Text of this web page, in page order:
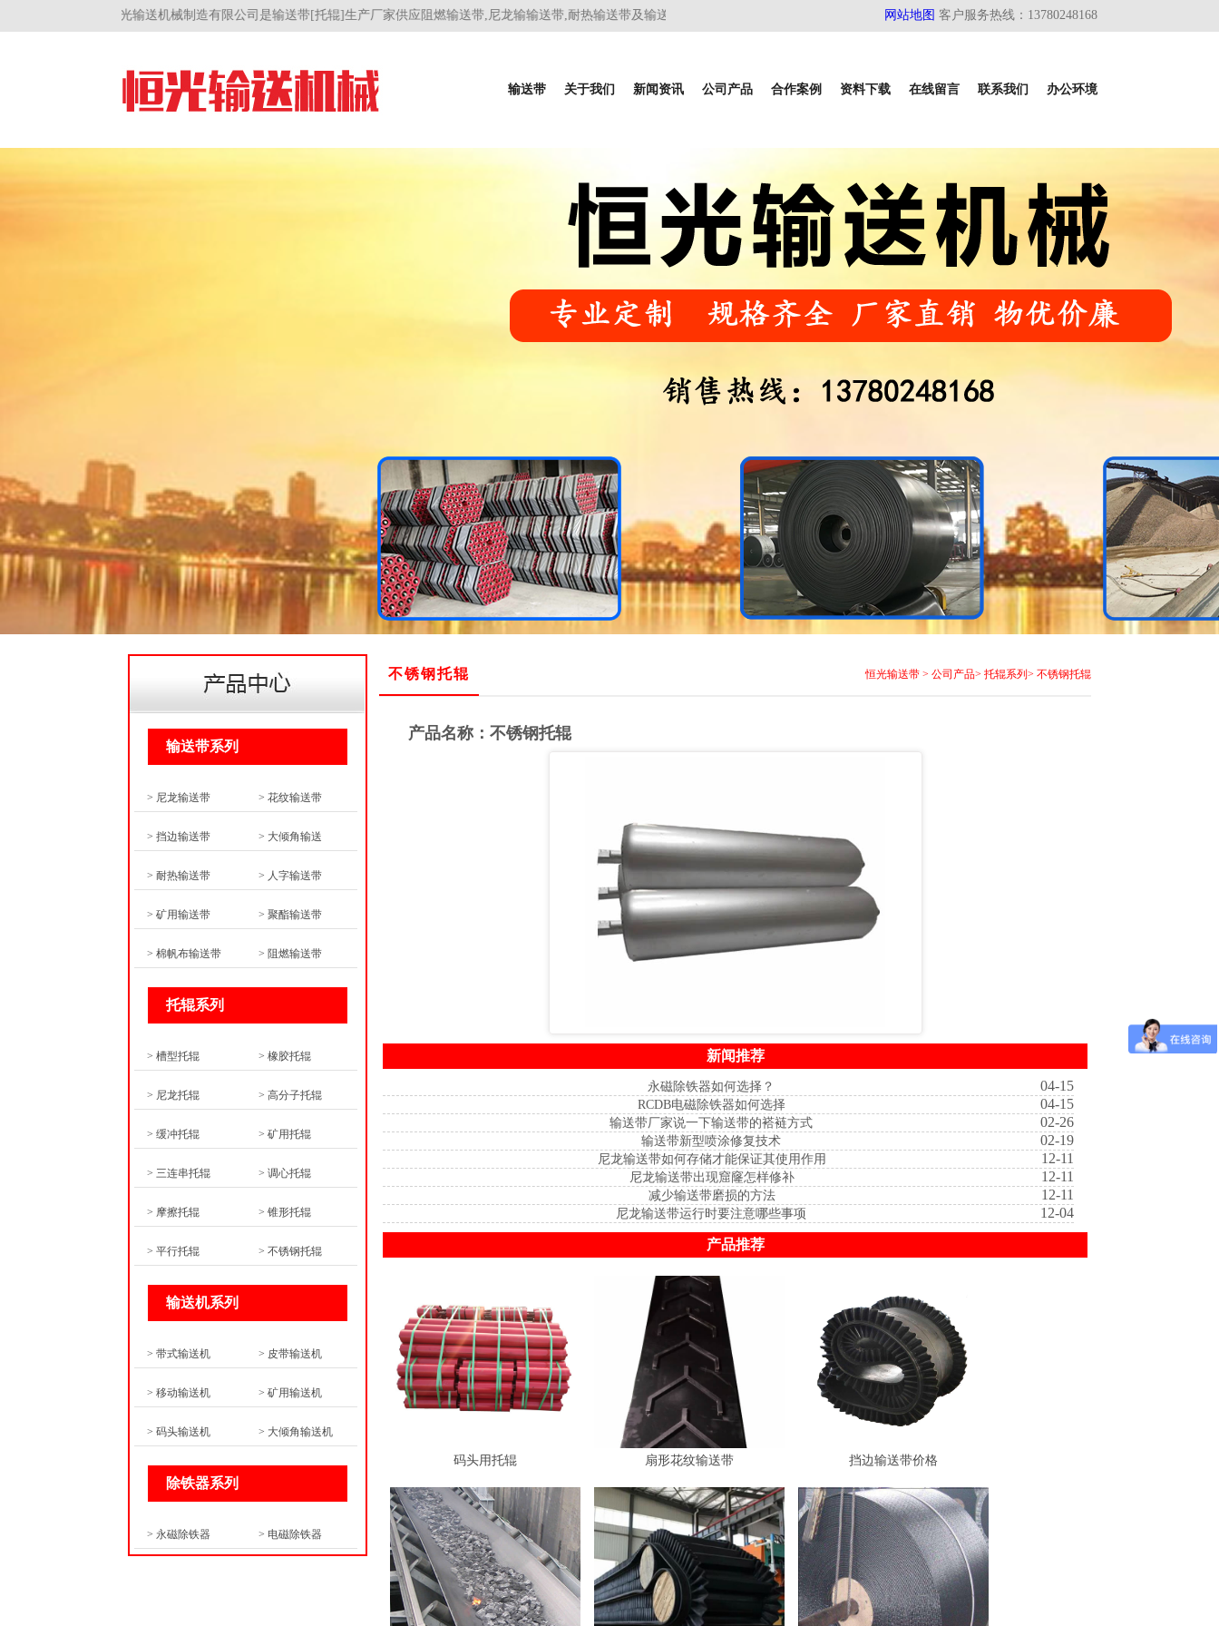
河北恒光输送机械制造有限公司是输送带[托辊]生产厂家供应阻燃输送带,尼龙输输送带,耐热输送带及输送带价格涵盖人字输送带,花纹输送带,挡边输送带,倾角型及矿用输送带及托辊
网站地图 客户服务热线：13780248168
输送带 关于我们 新闻资讯 公司产品 合作案例 资料下载 在线留言 联系我们 办公环境
输送带系列
> 尼龙输送带 > 花纹输送带
> 挡边输送带 > 大倾角输送
> 耐热输送带 > 人字输送带
> 矿用输送带 > 聚酯输送带
> 棉帆布输送带 > 阻燃输送带
托辊系列
> 槽型托辊 > 橡胶托辊
> 尼龙托辊 > 高分子托辊
> 缓冲托辊 > 矿用托辊
> 三连串托辊 > 调心托辊
> 摩擦托辊 > 锥形托辊
> 平行托辊 > 不锈钢托辊
输送机系列
> 带式输送机 > 皮带输送机
> 移动输送机 > 矿用输送机
> 码头输送机 > 大倾角输送机
除铁器系列
> 永磁除铁器 > 电磁除铁器
恒光输送带 >公司产品>托辊系列>不锈钢托辊
不锈钢托辊
产品名称：不锈钢托辊
新闻推荐
永磁除铁器如何选择？ 04-15
RCDB电磁除铁器如何选择 04-15
输送带厂家说一下输送带的褡裢方式 02-26
输送带新型喷涂修复技术 02-19
尼龙输送带如何存储才能保证其使用作用 12-11
尼龙输送带出现窟窿怎样修补 12-11
减少输送带磨损的方法 12-11
尼龙输送带运行时要注意哪些事项 12-04
产品推荐
码头用托辊 扇形花纹输送带 挡边输送带价格